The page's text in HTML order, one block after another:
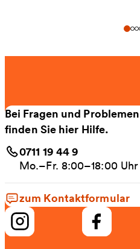
Bei Fragen und Problemen
finden Sie hier Hilfe.
0711 19 44 9
Mo.–Fr. 8:00–18:00 Uhr
zum Kontaktformular